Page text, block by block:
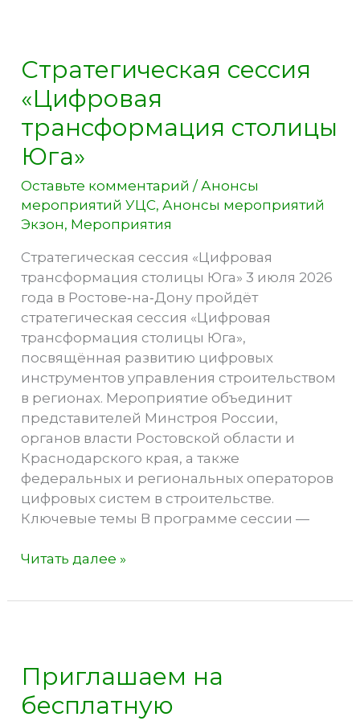
Стратегическая сессия
«Цифровая
трансформация столицы
Юга»
Оставьте комментарий /Анонсы
мероприятий УЦС,Анонсы мероприятий
Экзон, Мероприятия
Стратегическая сессия «Цифровая
трансформация столицы Юга» 3 июля 2026
года в Ростове‑на‑Дону пройдёт
стратегическая сессия «Цифровая
трансформация столицы Юга»,
посвящённая развитию цифровых
инструментов управления строительством
в регионах. Мероприятие объединит
представителей Минстроя России,
органов власти Ростовской области и
Краснодарского края, а также
федеральных и региональных операторов
цифровых систем в строительстве.
Ключевые темы В программе сессии —
Стратегическая
«Цифровая
Читать далее »
Приглашаем на
бесплатную